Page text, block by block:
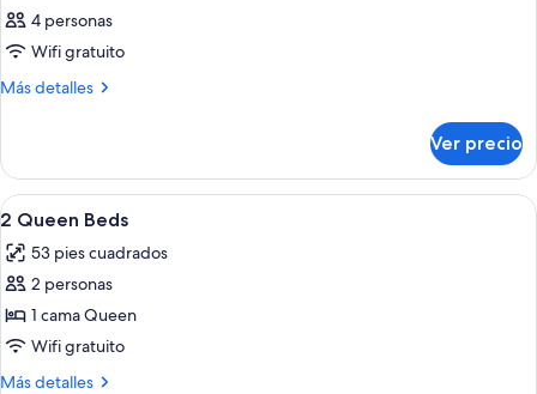
4 personas
Wifi gratuito
Más detalles
Más
Ver precio
Abrir
todas
las
fotos
de
2
Queen
Ropa de cama de alta calidad,
9
2 Queen Beds
53 pies cuadrados
2 personas
1 cama Queen
Wifi gratuito
Más detalles
Más